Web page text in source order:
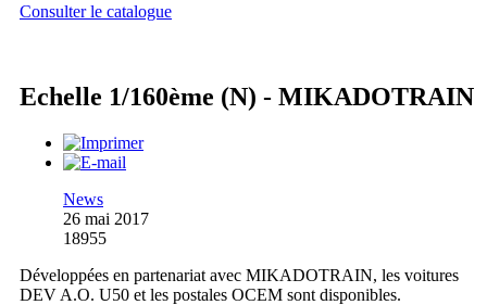
Consulter le catalogue
Echelle 1/160ème (N) - MIKADOTRAIN
News
26 mai 2017
18955
Développées en partenariat avec MIKADOTRAIN, les voitures
DEV A.O. U50 et les postales OCEM sont disponibles.